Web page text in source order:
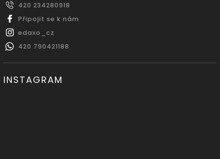
420 234280918
Připojit se k nám
edaxo_cz
420 790421188
INSTAGRAM